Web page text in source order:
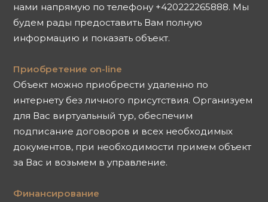
нами напрямую по телефону +420222265888. Мы
будем рады предоставить Вам полную
информацию и показать объект.
Приобретение on-line
Объект можно приобрести удаленно по
интернету без личного присутствия. Организуем
для Вас виртуальный тур, обеспечим
подписание договоров и всех необходимых
документов, при необходимости примем объект
за Вас и возьмем в управление.
Финансирование